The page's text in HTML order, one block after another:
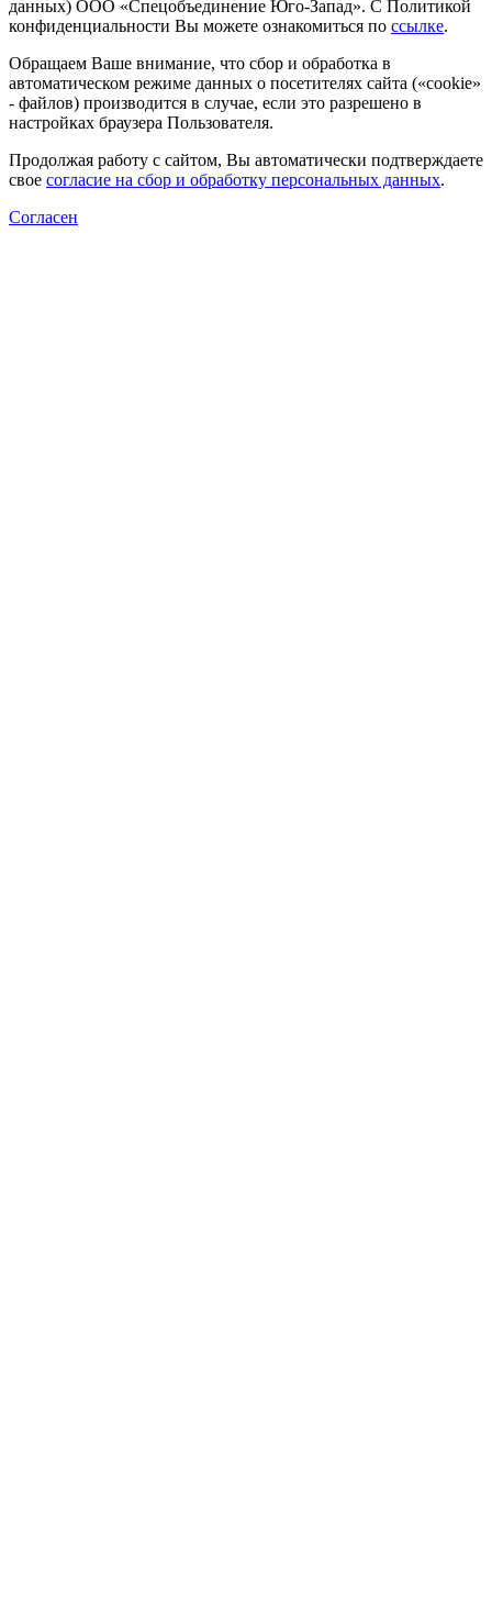
данных) ООО «Спецобъединение Юго-Запад». С Политикой
конфиденциальности Вы можете ознакомиться по ссылке.
Обращаем Ваше внимание, что сбор и обработка в
автоматическом режиме данных о посетителях сайта («cookie»
- файлов) производится в случае, если это разрешено в
настройках браузера Пользователя.
Продолжая работу с сайтом, Вы автоматически подтверждаете
свое согласие на сбор и обработку персональных данных.
Согласен